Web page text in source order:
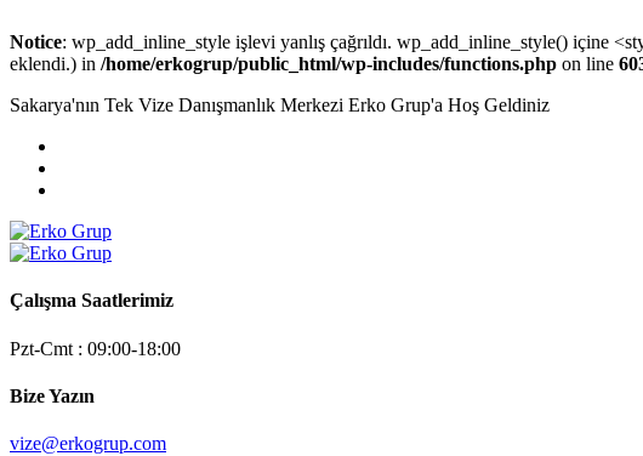
Notice: wp_add_inline_style işlevi yanlış çağrıldı. wp_add_inline_style() içine
eklendi.) in /home/erkogrup/public_html/wp-includes/functions.php on line
Sakarya'nın Tek Vize Danışmanlık Merkezi Erko Grup'a Hoş Geldiniz
Çalışma Saatlerimiz
Pzt-Cmt : 09:00-18:00
Bize Yazın
vize@erkogrup.com